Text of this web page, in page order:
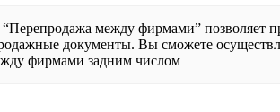
между фирмами” позволяет
документы. Вы сможете
фирмами задним числом